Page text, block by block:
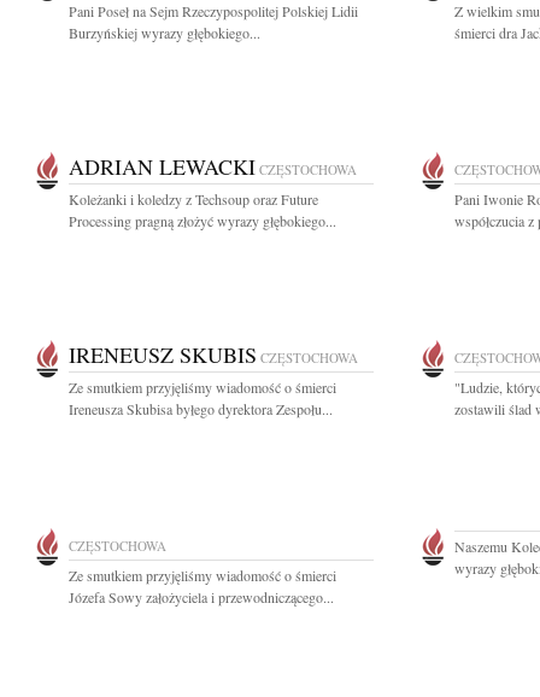
Pani Poseł na Sejm Rzeczypospolitej Polskiej Lidii
Burzyńskiej wyrazy głębokiego...
Z wielkim
śmierci dra
ADRIAN LEWACKI CZĘSTOCHOWA
Koleżanki i koledzy z Techsoup oraz Future
Processing pragną złożyć wyrazy głębokiego...
Pani Iwonie
współczucia
IRENEUSZ SKUBIS CZĘSTOCHOWA
Ze smutkiem przyjęliśmy wiadomość o śmierci
Ireneusza Skubisa byłego dyrektora Zespołu...
"Ludzie,
zostawili ślad
CZĘSTOCHOWA
Ze smutkiem przyjęliśmy wiadomość o śmierci
Józefa Sowy założyciela i przewodniczącego...
Naszemu
wyrazy